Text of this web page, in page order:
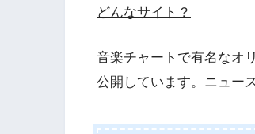
どんなサイト？
音楽チャートで有名なオ
公開しています。ニュー